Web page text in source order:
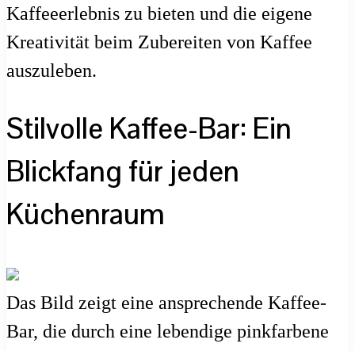
Kaffeeerlebnis zu bieten und die eigene
Kreativität beim Zubereiten von Kaffee
auszuleben.
Stilvolle Kaffee-Bar: Ein
Blickfang für jeden
Küchenraum
Das Bild zeigt eine ansprechende Kaffee-
Bar, die durch eine lebendige pinkfarbene